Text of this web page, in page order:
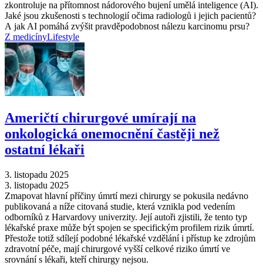
zkontroluje na přítomnost nádorového bujení umělá inteligence (AI).
Jaké jsou zkušenosti s technologií očima radiologů i jejich pacientů?
A jak AI pomáhá zvýšit pravděpodobnost nálezu karcinomu prsu?
Z medicínyLifestyle
Američtí chirurgové umírají na
onkologická onemocnění častěji než
ostatní lékaři
3. listopadu 2025
3. listopadu 2025
Zmapovat hlavní příčiny úmrtí mezi chirurgy se pokusila nedávno
publikovaná a níže citovaná studie, která vznikla pod vedením
odborníků z Harvardovy univerzity. Její autoři zjistili, že tento typ
lékařské praxe může být spojen se specifickým profilem rizik úmrtí.
Přestože totiž sdílejí podobné lékařské vzdělání i přístup ke zdrojům
zdravotní péče, mají chirurgové vyšší celkové riziko úmrtí ve
srovnání s lékaři, kteří chirurgy nejsou.